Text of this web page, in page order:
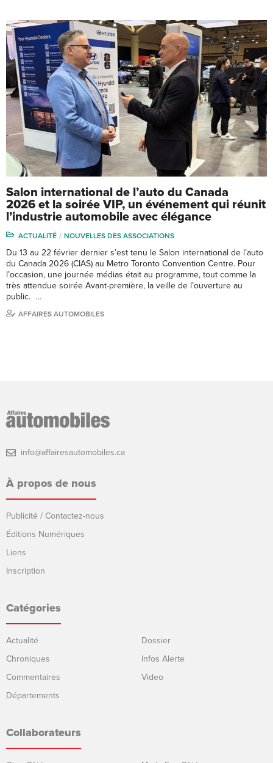
Salon international de l’auto du Canada
2026 et la soirée VIP, un événement qui réunit
l’industrie automobile avec élégance
ACTUALITÉ NOUVELLES DES ASSOCIATIONS
Du 13 au 22 février dernier s’est tenu le Salon international de l’auto
du Canada 2026 (CIAS) au Metro Toronto Convention Centre. Pour
l’occasion, une journée médias était au programme, tout comme la
très attendue soirée Avant-première, la veille de l’ouverture au
public. …
AFFAIRES AUTOMOBILES
info@affairesautomobiles.ca
À propos de nous
Publicité / Contactez-nous
Éditions Numériques
Liens
Inscription
Catégories
Actualité
Chroniques
Commentaires
Départements
Dossier
Infos Alerte
Video
Collaborateurs